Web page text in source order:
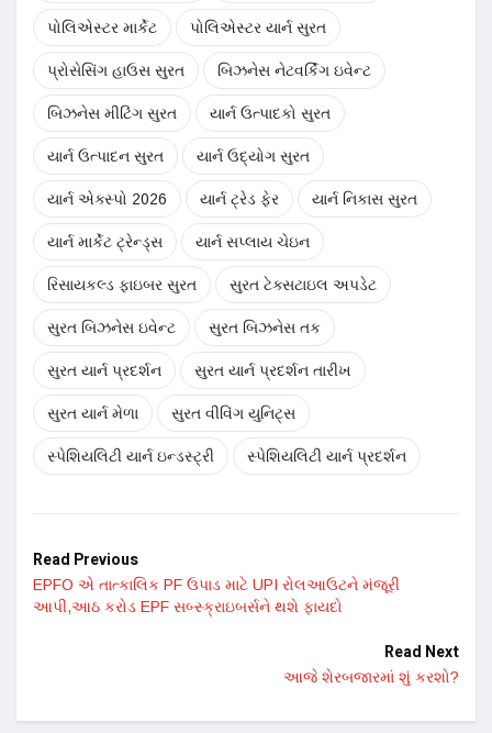
પોલિએસ્ટર માર્કેટ પોલિએસ્ટર યાર્ન સુરત
પ્રોસેસિંગ હાઉસ સુરત બિઝનેસ નેટવર્કિંગ ઇવેન્ટ
બિઝનેસ મીટિંગ સુરત યાર્ન ઉત્પાદકો સુરત
યાર્ન ઉત્પાદન સુરત યાર્ન ઉદ્યોગ સુરત
યાર્ન એક્સ્પો 2026 યાર્ન ટ્રેડ ફેર યાર્ન નિકાસ સુરત
યાર્ન માર્કેટ ટ્રેન્ડ્સ યાર્ન સપ્લાય ચેઇન
રિસાયકલ્ડ ફાઇબર સુરત સુરત ટેક્સટાઇલ અપડેટ
સુરત બિઝનેસ ઇવેન્ટ સુરત બિઝનેસ તક
સુરત યાર્ન પ્રદર્શન સુરત યાર્ન પ્રદર્શન તારીખ
સુરત યાર્ન મેળા સુરત વીવિંગ યુનિટ્સ
સ્પેશિયલિટી યાર્ન ઇન્ડસ્ટ્રી સ્પેશિયલિટી યાર્ન પ્રદર્શન
Read Previous
EPFO એ તાત્કાલિક PF ઉપાડ માટે UPI રોલઆઉટને મંજૂરી
આપી,આઠ કરોડ EPF સબ્સ્ક્રાઇબર્સને થશે ફાયદો
Read Next
આજે શેરબજારમાં શું કરશો?